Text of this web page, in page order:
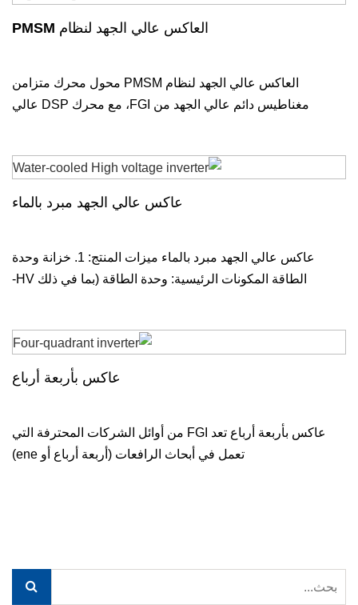
العاكس عالي الجهد لنظام PMSM
العاكس عالي الجهد لنظام PMSM محول محرك متزامن
مغناطيس دائم عالي الجهد من FGI، مع محرك DSP عالي
عاكس عالي الجهد مبرد بالماء
عاكس عالي الجهد مبرد بالماء ميزات المنتج: 1. خزانة وحدة
الطاقة المكونات الرئيسية: وحدة الطاقة (بما في ذلك HV-
عاكس بأربعة أرباع
عاكس بأربعة أرباع تعد FGI من أوائل الشركات المحترفة التي
تعمل في أبحاث الرافعات (أربعة أرباع أو ene)